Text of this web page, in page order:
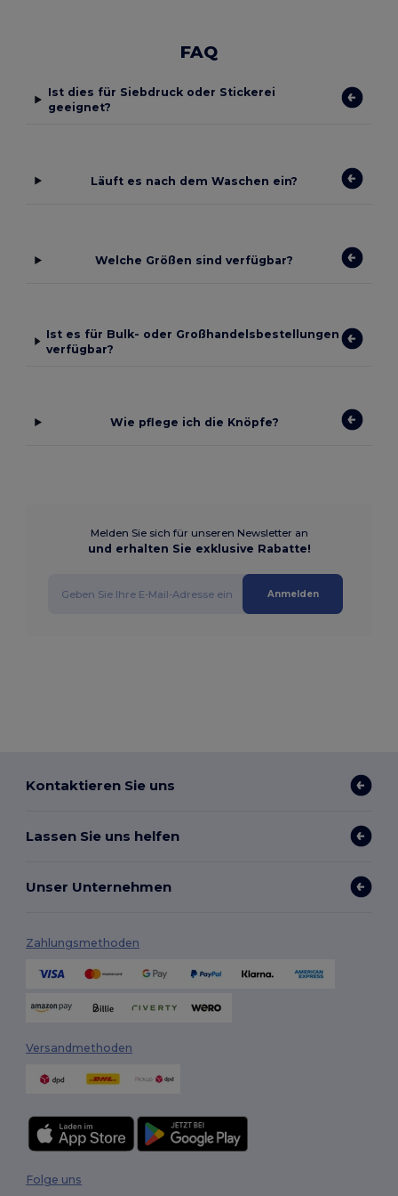
FAQ
Ist dies für Siebdruck oder Stickerei
geeignet?
Läuft es nach dem Waschen ein?
Welche Größen sind verfügbar?
Ist es für Bulk- oder Großhandelsbestellungen
verfügbar?
Wie pflege ich die Knöpfe?
Melden Sie sich für unseren Newsletter an
und erhalten Sie exklusive Rabatte!
Anmelden
Kontaktieren Sie uns
Lassen Sie uns helfen
Unser Unternehmen
Zahlungsmethoden
Versandmethoden
Folge uns